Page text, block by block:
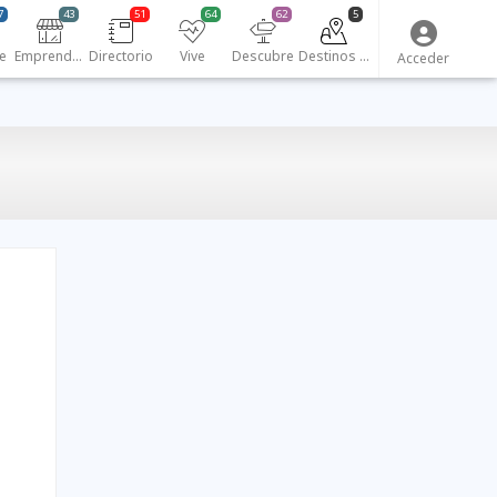
Emprendedores
43
Directorio
51
Vive
64
Descubre
62
Destinos turísticos
5
Acceder